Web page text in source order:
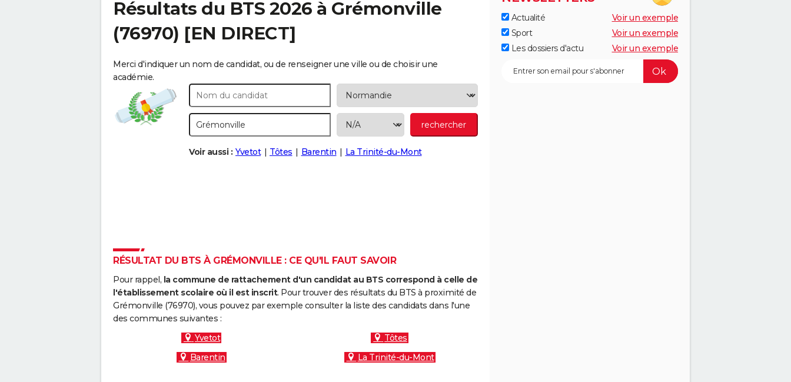
Résultats du BTS 2026 à Grémonville
(76970) [EN DIRECT]
Merci d'indiquer un nom de candidat, ou de renseigner une ville ou de choisir une
académie.
Voir aussi : Yvetot Tôtes Barentin La Trinité-du-Mont
RÉSULTAT DU BTS À GRÉMONVILLE : CE QU'IL FAUT SAVOIR
Pour rappel, la commune de rattachement d'un candidat au BTS correspond à celle de
l'établissement scolaire où il est inscrit. Pour trouver des résultats du BTS à proximité de
Grémonville (76970), vous pouvez par exemple consulter la liste des candidats dans l'une
des communes suivantes :
Yvetot
Tôtes
Barentin
La Trinité-du-Mont
Actualité
Voir un exemple
Sport
Voir un exemple
Les dossiers d'actu
Voir un exemple